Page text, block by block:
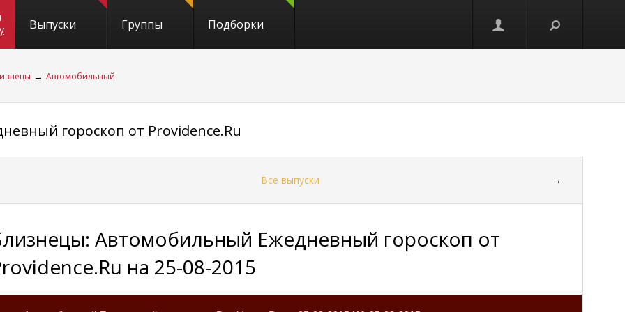
Выпуски Группы Подборки
→ Автомобильный
гороскоп от Providence.Ru
Все выпуски →
Автомобильный Ежедневный гороскоп от
на 25-08-2015